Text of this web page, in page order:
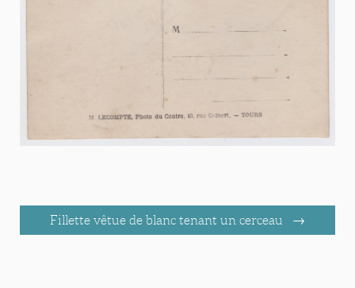
Fillette vêtue de blanc tenant un cerceau